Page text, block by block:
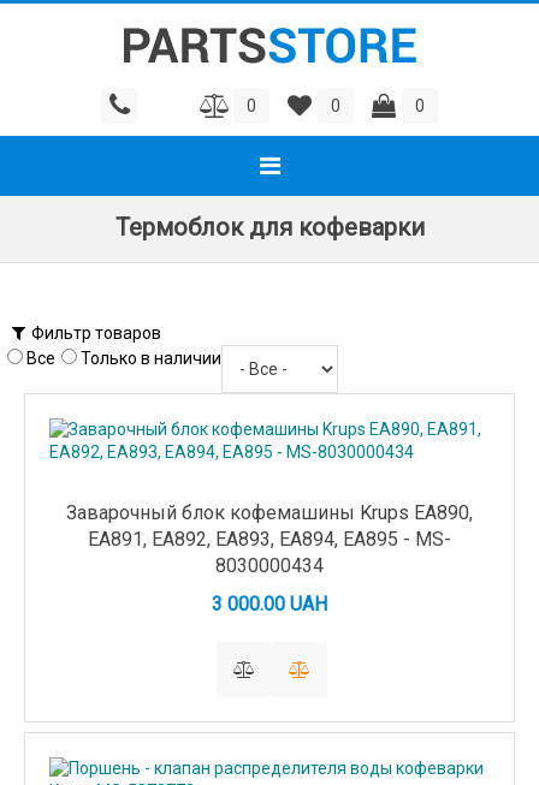
0 0 0
Термоблок для кофеварки
Фильтр товаров
Все
Только в наличии
Заварочный блок кофемашины Krups EA890,
EA891, EA892, EA893, EA894, EA895 - MS-
8030000434
3 000.00 UAH